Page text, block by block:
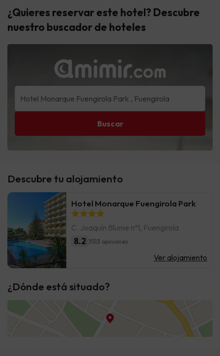
Descubre tu alojamiento
Hotel Monarque Fuengirola Park
C. Joaquín Blume nº1, Fuengirola
8.2 3513 opiniones
Ver alojamiento
¿Dónde está situado?
¿Quieres reservar este hotel? Descubre
nuestro buscador de hoteles
Buscar